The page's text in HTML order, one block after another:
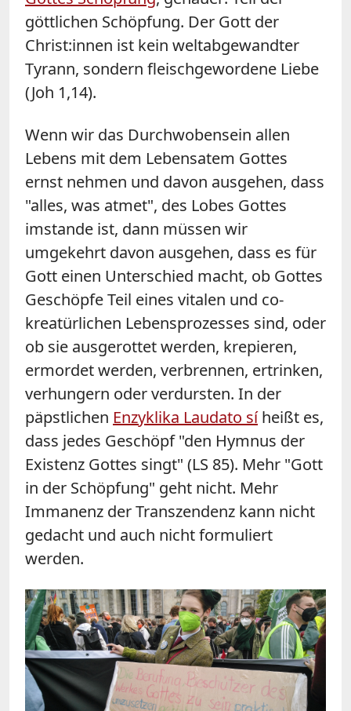
göttlichen Schöpfung. Der Gott der
Christ:innen ist kein weltabgewandter
Tyrann, sondern fleischgewordene Liebe
(Joh 1,14).
Wenn wir das Durchwobensein allen
Lebens mit dem Lebensatem Gottes
ernst nehmen und davon ausgehen, dass
"alles, was atmet", des Lobes Gottes
imstande ist, dann müssen wir
umgekehrt davon ausgehen, dass es für
Gott einen Unterschied macht, ob Gottes
Geschöpfe Teil eines vitalen und co-
kreatürlichen Lebensprozesses sind, oder
ob sie ausgerottet werden, krepieren,
ermordet werden, verbrennen, ertrinken,
verhungern oder verdursten. In der
päpstlichen Enzyklika Laudato síheißt es,
dass jedes Geschöpf "den Hymnus der
Existenz Gottes singt" (LS 85). Mehr "Gott
in der Schöpfung" geht nicht. Mehr
Immanenz der Transzendenz kann nicht
gedacht und auch nicht formuliert
werden.